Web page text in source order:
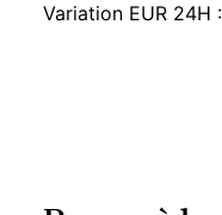
Variation EUR 24H :